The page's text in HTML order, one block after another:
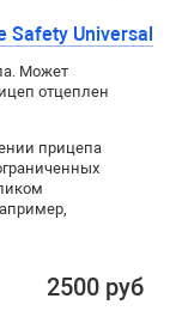
Safety Universal
Может
отцеплен
прицепа
,
2500 руб